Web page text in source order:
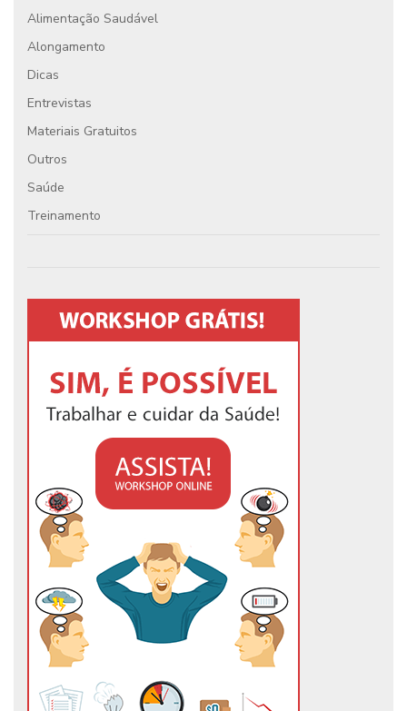
Alimentação Saudável
Alongamento
Dicas
Entrevistas
Materiais Gratuitos
Outros
Saúde
Treinamento